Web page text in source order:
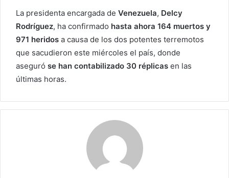
La presidenta encargada de Venezuela, Delcy
Rodríguez, ha confirmado hasta ahora 164 muertos y
971 heridos a causa de los dos potentes terremotos
que sacudieron este miércoles el país, donde
aseguró se han contabilizado 30 réplicas en las
últimas horas.